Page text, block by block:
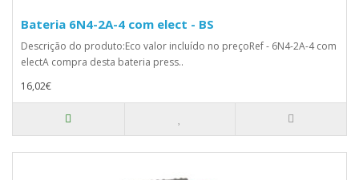
Bateria 6N4-2A-4 com elect - BS
Descrição do produto:Eco valor incluído no preçoRef - 6N4-2A-4 com
electA compra desta bateria press..
16,02€